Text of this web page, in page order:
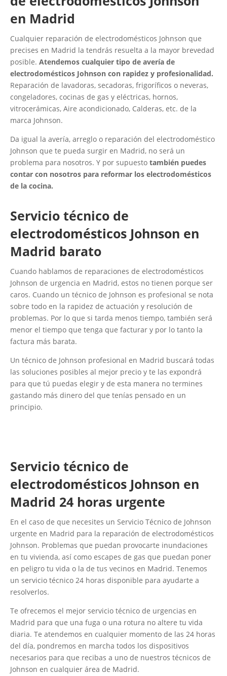
en Madrid
Cualquier reparación de electrodomésticos Johnson que
precises en Madrid la tendrás resuelta a la mayor brevedad
posible. Atendemos cualquier tipo de avería de
electrodomésticos Johnson con rapidez y profesionalidad.
Reparación de lavadoras, secadoras, frigoríficos o neveras,
congeladores, cocinas de gas y eléctricas, hornos,
vitrocerámicas, Aire acondicionado, Calderas, etc. de la
marca Johnson.
Da igual la avería, arreglo o reparación del electrodoméstico
Johnson que te pueda surgir en Madrid, no será un
problema para nosotros. Y por supuesto también puedes
contar con nosotros para reformar los electrodomésticos
de la cocina.
Servicio técnico de
electrodomésticos Johnson en
Madrid barato
Cuando hablamos de reparaciones de electrodomésticos
Johnson de urgencia en Madrid, estos no tienen porque ser
caros. Cuando un técnico de Johnson es profesional se nota
sobre todo en la rapidez de actuación y resolución de
problemas. Por lo que si tarda menos tiempo, también será
menor el tiempo que tenga que facturar y por lo tanto la
factura más barata.
Un técnico de Johnson profesional en Madrid buscará todas
las soluciones posibles al mejor precio y te las expondrá
para que tú puedas elegir y de esta manera no termines
gastando más dinero del que tenías pensado en un
principio.
Servicio técnico de
electrodomésticos Johnson en
Madrid 24 horas urgente
En el caso de que necesites un Servicio Técnico de Johnson
urgente en Madrid para la reparación de electrodomésticos
Johnson. Problemas que puedan provocarte inundaciones
en tu vivienda, así como escapes de gas que puedan poner
en peligro tu vida o la de tus vecinos en Madrid. Tenemos
un servicio técnico 24 horas disponible para ayudarte a
resolverlos.
Te ofrecemos el mejor servicio técnico de urgencias en
Madrid para que una fuga o una rotura no altere tu vida
diaria. Te atendemos en cualquier momento de las 24 horas
del día, pondremos en marcha todos los dispositivos
necesarios para que recibas a uno de nuestros técnicos de
Johnson en cualquier área de Madrid.